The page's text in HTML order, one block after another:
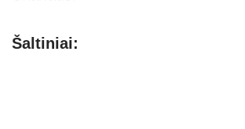
Šaltiniai: